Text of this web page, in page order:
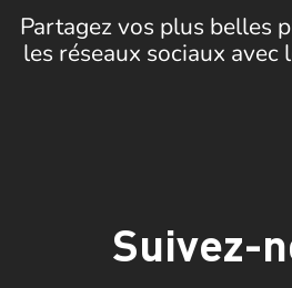
Partagez vos plus belles
les réseaux sociaux avec
Suivez-